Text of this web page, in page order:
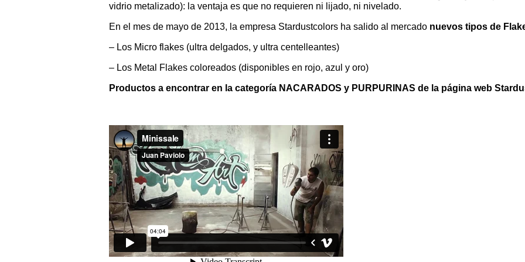
vidrio metalizado): la ventaja es que no requieren ni lijado, ni nivelado.
En el mes de mayo de 2013, la empresa Stardustcolors ha salido al mercado nuevos tipos de
– Los Micro flakes (ultra delgados, y ultra centelleantes)
– Los Metal Flakes coloreados (disponibles en rojo, azul y oro)
Productos a encontrar en la categoría NACARADOS y PURPURINAS de la página web